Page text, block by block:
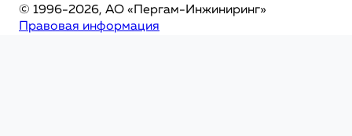
© 1996-2026, АО «Пергам-Инжиниринг»
Правовая информация